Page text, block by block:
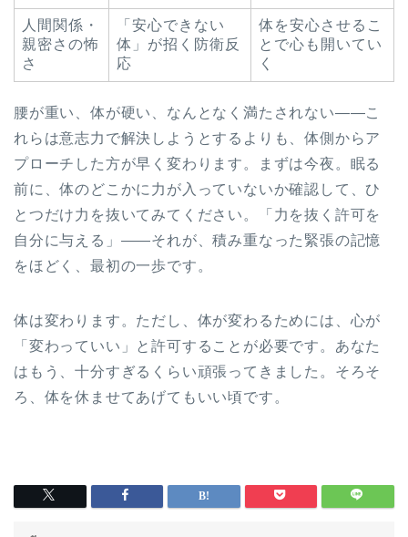
人間関係・
親密さの怖
さ
「安心できない
体」が招く防衛反
応
体を安心させるこ
とで心も開いてい
く
腰が重い、体が硬い、なんとなく満たされない——こ
れらは意志力で解決しようとするよりも、体側からア
プローチした方が早く変わります。まずは今夜。眠る
前に、体のどこかに力が入っていないか確認して、ひ
とつだけ力を抜いてみてください。「力を抜く許可を
自分に与える」——それが、積み重なった緊張の記憶
をほどく、最初の一歩です。
体は変わります。ただし、体が変わるためには、心が
「変わっていい」と許可することが必要です。あなた
はもう、十分すぎるくらい頑張ってきました。そろそ
ろ、体を休ませてあげてもいい頃です。